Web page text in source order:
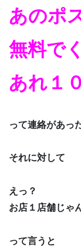
あのポ
無料で
あれ１
って連絡があっ
それに対して
えっ？
お店１店舗じゃ
って言うと